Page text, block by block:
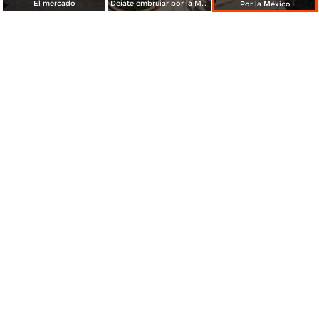
El mercado Dejate embrujar por la Magia de Jomulco Por la México